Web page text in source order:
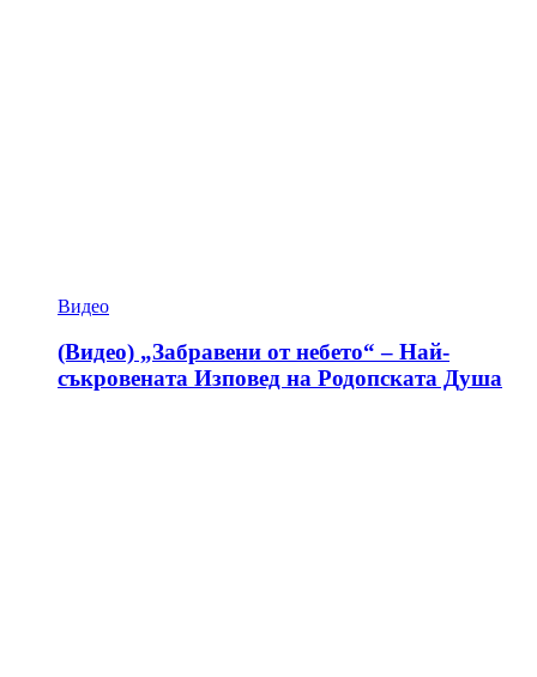
Видео
(Видео) „Забравени от небето“ – Най-
съкровената Изповед на Родопската Душа